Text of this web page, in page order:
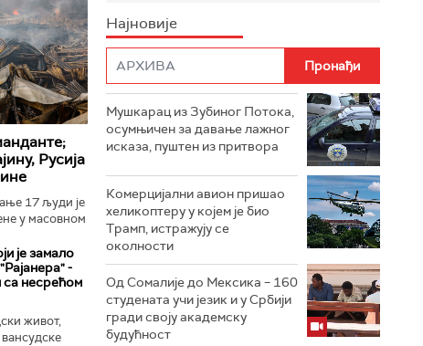
Русија
17 људи је
у масовном
је замало
-
несрећом
живот,
Најновије
Мушкарац из Зубиног Потока,
осумњичен за давање лажног
исказа, пуштен из притвора
Комерцијални авион пришао
хеликоптеру у којем је био
Трамп, истражују се
околности
Од Сомалије до Мексика – 160
студената учи језик и у Србији
гради своју академску
будућност